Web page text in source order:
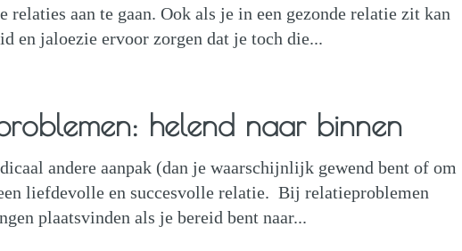
aan te gaan. Ook als je in een gezonde relatie zit kan
en jaloezie ervoor zorgen dat je toch die...
helend naar binnen
andere aanpak (dan je waarschijnlijk gewend bent of om
liefdevolle en succesvolle relatie. Bij relatieproblemen
plaatsvinden als je bereid bent naar...